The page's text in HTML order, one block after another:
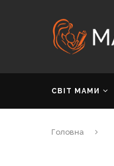
СВІТ МАМИ
Головна